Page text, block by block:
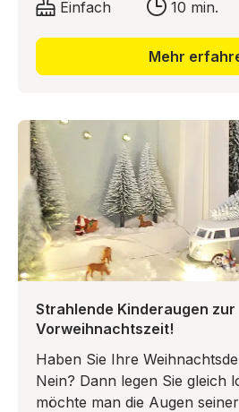
Wald bewundern, sondern
einfach geht, zeigen Ihnen
Feines Handwerk in ihrem
Einfach 10 min.
Mehr
Strahlende Kinderaugen zur
Vorweihnachtszeit!
Haben Sie Ihre
Nein? Dann legen Sie gleich
möchte man die Augen